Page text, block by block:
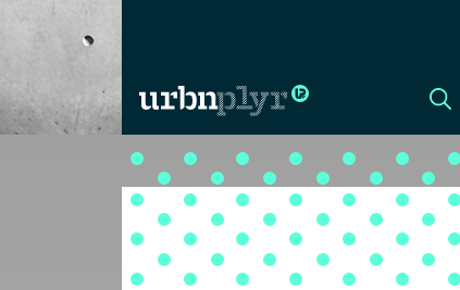
CÍMLAP
DIZÁJN